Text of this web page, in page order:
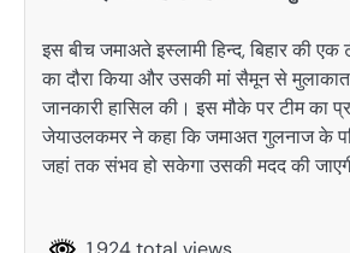
इस बीच जमाअते इस्लामी हिन्द, बिहार की
का दौरा किया और उसकी मां सैमून से
जानकारी हासिल की। इस मौके पर टीम का
जेयाउलकमर ने कहा कि जमाअत गुलनाज के
जहां तक संभव हो सकेगा उसकी मदद की